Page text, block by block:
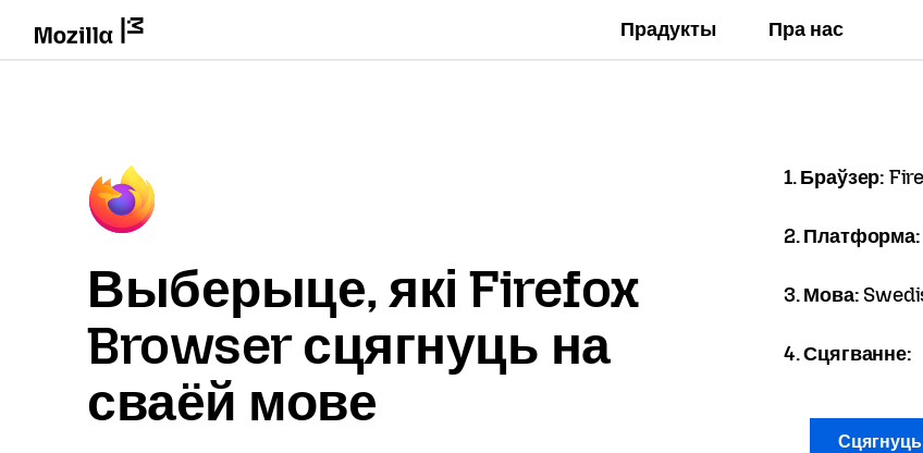
Прадукты Пра нас
Выберыце, які Firefox
Browser сцягнуць на
сваёй мове
1. Браўзер:
2.
3. Мова:
4. Сцягванне: